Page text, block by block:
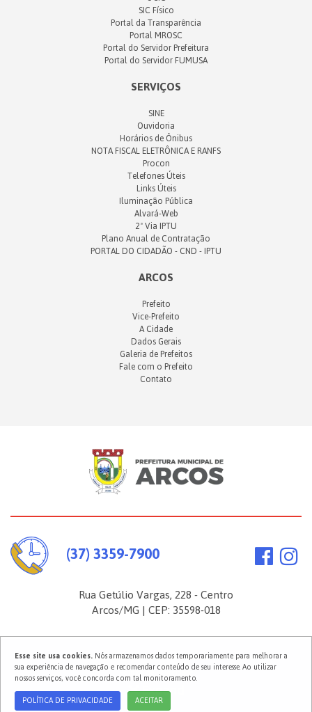
(37) 3359-7900
Rua Getúlio Vargas, 228 - Centro
Arcos/MG | CEP: 35598-018
SIC Físico
Portal da Transparência
Portal MROSC
Portal do Servidor Prefeitura
Portal do Servidor FUMUSA
SERVIÇOS
SINE
Ouvidoria
Horários de Ônibus
NOTA FISCAL ELETRÔNICA E RANFS
Procon
Telefones Úteis
Links Úteis
Iluminação Pública
Alvará-Web
2ª Via IPTU
Plano Anual de Contratação
PORTAL DO CIDADÃO - CND - IPTU
ARCOS
Prefeito
Vice-Prefeito
A Cidade
Dados Gerais
Galeria de Prefeitos
Fale com o Prefeito
Contato
2026 ©Prefeitura Municipal de Arcos. Todos os direitos reservados.
Política de Privacidade
Esse site usa cookies.Nós armazenamos dados temporariamente para melhorar a
sua experiência de navegação e recomendar conteúdo de seu interesse. Ao utilizar
nossos serviços, você concorda com tal monitoramento.
POLÍTICA DE PRIVACIDADE
ACEITAR